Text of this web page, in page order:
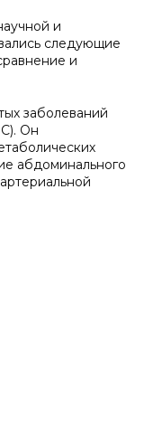
и
следующие
и
заболеваний
Он
абдоминального